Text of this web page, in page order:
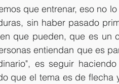
que entrenar, eso no
sin haber pasado
que pueden, que es
entiendan que es
es seguir
que el tema es de